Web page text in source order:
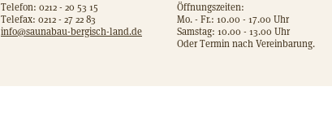
Telefon: 0212 - 20 53 15
Telefax: 0212 - 27 22 83
info@saunabau-bergisch-land.de
Öffnungszeiten:
Mo. - Fr.: 10.00 - 17.00 Uhr
Samstag: 10.00 - 13.00 Uhr
Oder Termin nach Vereinbarung.